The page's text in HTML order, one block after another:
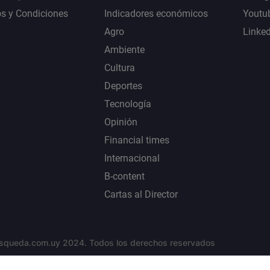
y Condiciones
Indicadores económicos
Agro
Ambiente
Cultura
Deportes
Tecnología
Opinión
Financial times
Internacional
B-content
Cartas al Director
2024. Todos los derechos reservados